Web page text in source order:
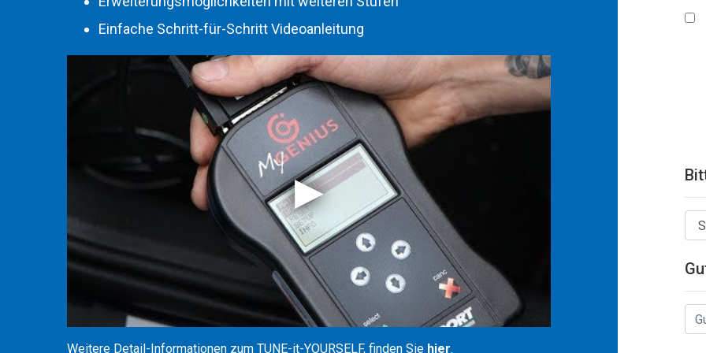
Einfache Schritt-für-Schritt Videoanleitung
Weitere Detail-Informationen zum TUNE-it-YOURSELF, finden Sie hier.